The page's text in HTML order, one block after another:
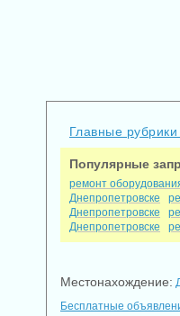
Главные
Популярные
ремонт
Днепропетровске
Днепропетровске
Днепропетровске
Местонахождение:
Бесплатные